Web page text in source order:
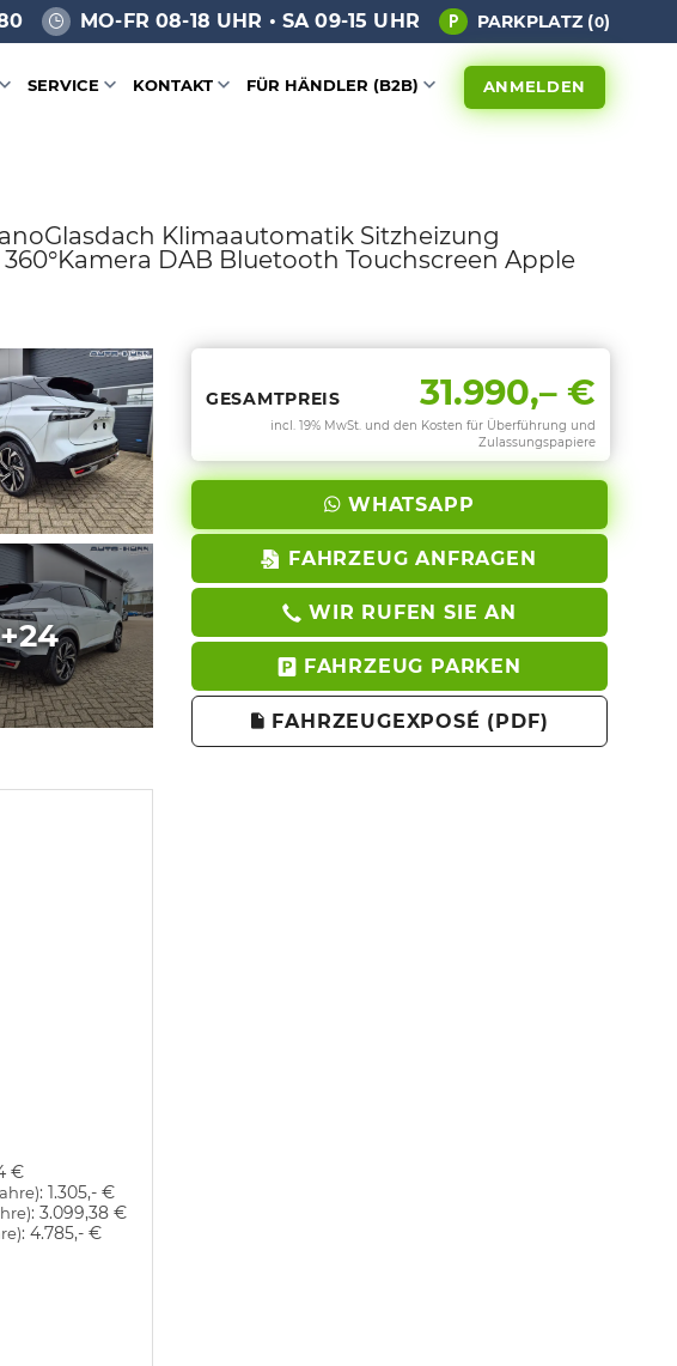
MO-FR 08-18 UHR • SA 09-15 UHR PARKPLATZ (0)
SERVICE KONTAKT FÜR HÄNDLER (B2B) ANMELDEN
Klimaautomatik Sitzheizung
DAB Bluetooth Touchscreen Apple
GESAMTPREIS 31.990,– €
incl. 19% MwSt. und den Kosten für Überführung und
Zulassungspapiere
WHATSAPP
FAHRZEUG ANFRAGEN
WIR RUFEN SIE AN
FAHRZEUG PARKEN
FAHRZEUGEXPOSÉ (PDF)
+24
€
: 1.305,- €
: 3.099,38 €
: 4.785,- €